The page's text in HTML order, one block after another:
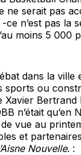
ne serait pas
ce n’est pas la
moins 5 000
dans la ville
sports ou
Xavier Bertrand
n’était qu’en
vue au
et
Nouvelle. :